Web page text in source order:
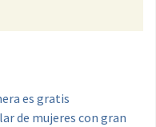
es gratis
de mujeres con gran